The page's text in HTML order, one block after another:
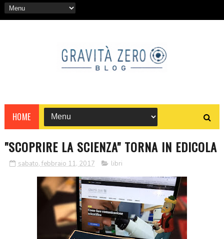
HOME
"SCOPRIRE LA SCIENZA" TORNA IN EDICOLA
sabato, febbraio 11, 2017 libri